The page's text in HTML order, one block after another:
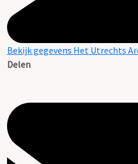
Bekijk gegevens Het Utrechts
Delen